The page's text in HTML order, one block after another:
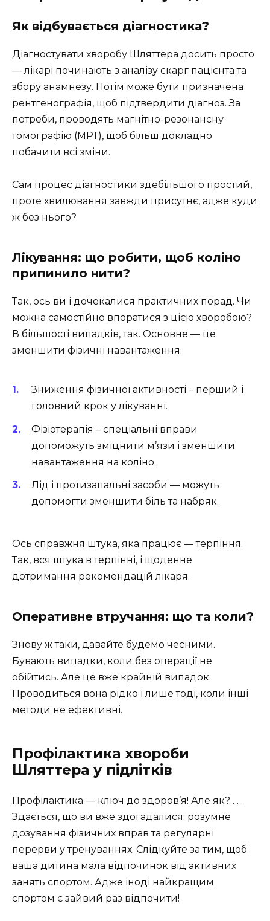
Як відбувається діагностика?
Діагностувати хворобу Шляттера досить просто
— лікарі починають з аналізу скарг пацієнта та
збору анамнезу. Потім може бути призначена
рентгенографія, щоб підтвердити діагноз. За
потреби, проводять магнітно-резонансну
томографію (МРТ), щоб більш докладно
побачити всі зміни.
Сам процес діагностики здебільшого простий,
проте хвилювання завжди присутнє, адже куди
ж без нього?
Лікування: що робити, щоб коліно
припинило нити?
Так, ось ви і дочекалися практичних порад. Чи
можна самостійно впоратися з цією хворобою?
В більшості випадків, так. Основне — це
зменшити фізичні навантаження.
Зниження фізичної активності – перший і
головний крок у лікуванні.
Фізіотерапія – спеціальні вправи
допоможуть зміцнити м’язи і зменшити
навантаження на коліно.
Лід і протизапальні засоби — можуть
допомогти зменшити біль та набряк.
Ось справжня штука, яка працює — терпіння.
Так, вся штука в терпінні, і щоденне
дотримання рекомендацій лікаря.
Оперативне втручання: що та коли?
Знову ж таки, давайте будемо чесними.
Бувають випадки, коли без операції не
обійтись. Але це вже крайній випадок.
Проводиться вона рідко і лише тоді, коли інші
методи не ефективні.
Профілактика хвороби
Шляттера у підлітків
Профілактика — ключ до здоров’я! Але як? . . .
Здається, що ви вже здогадалися: розумне
дозування фізичних вправ та регулярні
перерви у тренуваннях. Слідкуйте за тим, щоб
ваша дитина мала відпочинок від активних
занять спортом. Адже іноді найкращим
спортом є зайвий раз відпочити!